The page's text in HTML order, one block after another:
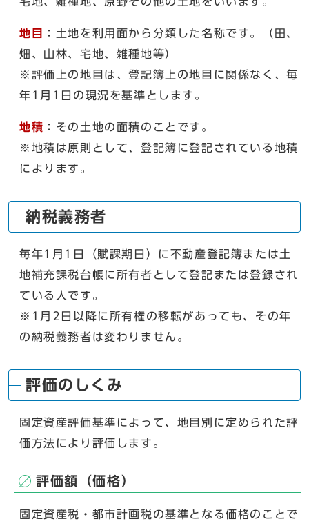
地目
：土地を利用面から分類した名称です。（田、
畑、山林、宅地、雑種地等）
※評価上の地目は、登記簿上の地目に関係なく、毎
年1月1日の現況を基準とします。
地積 ：その土地の面積のことです。
※地積は原則として、登記簿に登記されている地積
によります。
納税義務者
毎年1月1日（賦課期日）に不動産登記簿または土
地補充課税台帳に所有者として登記または登録され
ている人です。
※1月2日以降に所有権の移転があっても、その年
の納税義務者は変わりません。
評価のしくみ
固定資産評価基準によって、地目別に定められた評
価方法により評価します。
評価額（価格）
固定資産税・都市計画税の基準となる価格のことで